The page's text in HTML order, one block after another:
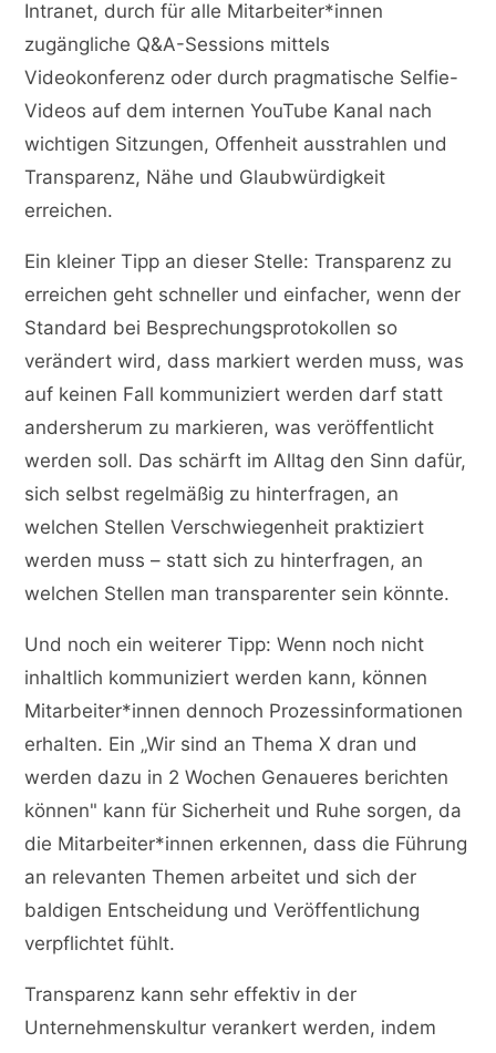
Intranet, durch für alle Mitarbeiter*innen
zugängliche Q&A-Sessions mittels
Videokonferenz oder durch pragmatische Selfie-
Videos auf dem internen YouTube Kanal nach
wichtigen Sitzungen, Offenheit ausstrahlen und
Transparenz, Nähe und Glaubwürdigkeit
erreichen.
Ein kleiner Tipp an dieser Stelle: Transparenz zu
erreichen geht schneller und einfacher, wenn der
Standard bei Besprechungsprotokollen so
verändert wird, dass markiert werden muss, was
auf keinen Fall kommuniziert werden darf statt
andersherum zu markieren, was veröffentlicht
werden soll. Das schärft im Alltag den Sinn dafür,
sich selbst regelmäßig zu hinterfragen, an
welchen Stellen Verschwiegenheit praktiziert
werden muss – statt sich zu hinterfragen, an
welchen Stellen man transparenter sein könnte.
Und noch ein weiterer Tipp: Wenn noch nicht
inhaltlich kommuniziert werden kann, können
Mitarbeiter*innen dennoch Prozessinformationen
erhalten. Ein „Wir sind an Thema X dran und
werden dazu in 2 Wochen Genaueres berichten
können" kann für Sicherheit und Ruhe sorgen, da
die Mitarbeiter*innen erkennen, dass die Führung
an relevanten Themen arbeitet und sich der
baldigen Entscheidung und Veröffentlichung
verpflichtet fühlt.
Transparenz kann sehr effektiv in der
Unternehmenskultur verankert werden, indem